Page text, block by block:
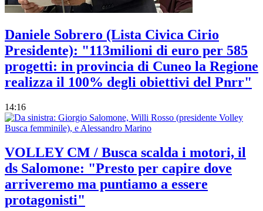
Daniele Sobrero (Lista Civica Cirio
Presidente): "113milioni di euro per 585
progetti: in provincia di Cuneo la Regione
realizza il 100% degli obiettivi del Pnrr"
14:16
VOLLEY CM / Busca scalda i motori, il
ds Salomone: "Presto per capire dove
arriveremo ma puntiamo a essere
protagonisti"